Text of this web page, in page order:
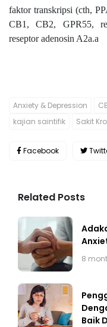
faktor transkripsi (cth,
CB1, CB2, GPR55,
reseptor adenosin A2a.a
Anxiety & Depression
kajian saintifik
Sakit
Facebook
Related Posts
8
Baik